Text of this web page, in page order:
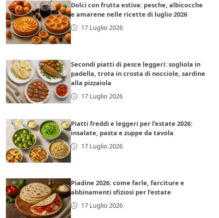
Dolci con frutta estiva: pesche, albicocche
e amarene nelle ricette di luglio 2026
17 Luglio 2026
Secondi piatti di pesce leggeri: sogliola in
padella, trota in crosta di nocciole, sardine
alla pizzaiola
17 Luglio 2026
Piatti freddi e leggeri per l’estate 2026:
insalate, pasta e zuppe da tavola
17 Luglio 2026
Piadine 2026: come farle, farciture e
abbinamenti sfiziosi per l’estate
17 Luglio 2026